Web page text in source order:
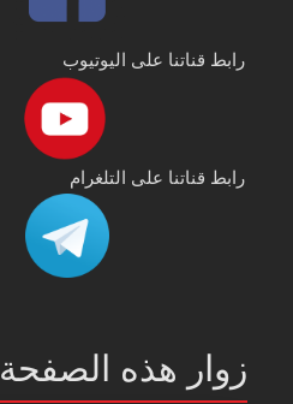
رابط قناتنا على اليوتيوب
رابط قناتنا على التلغرام
زوار هذه الصفحة